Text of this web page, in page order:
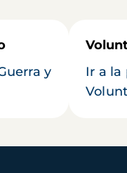
y
Ir a la